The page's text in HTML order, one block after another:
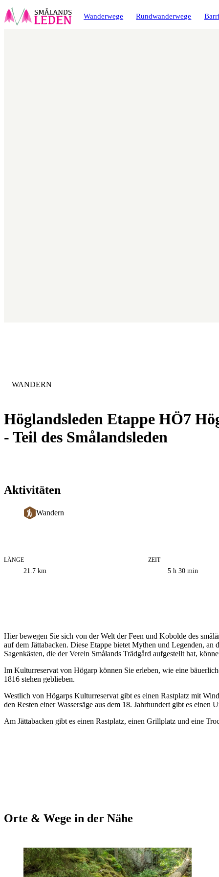
Wanderwege Rundwanderwege
Höglandsleden Etappe HÖ7
- Teil des Smålandsleden
KATEGORIE
WANDERN
Aktivitäten
Wandern
Informationen
zum
LÄNGE
21.7 km
ZEIT
5 h 30 min
Hier bewegen Sie sich von der Welt der Feen und Kobolde des
auf dem Jättabacken. Diese Etappe bietet Mythen und Legenden,
Sagenkästen, die der Verein Smålands Trädgård aufgestellt hat,
Im Kulturreservat von Högarp können Sie erleben, wie eine
1816 stehen geblieben.
Westlich von Högarps Kulturreservat gibt es einen Rastplatz mit
den Resten einer Wassersäge aus dem 18. Jahrhundert gibt es einen
Am Jättabacken gibt es einen Rastplatz, einen Grillplatz und eine
Orte & Wege in der Nähe